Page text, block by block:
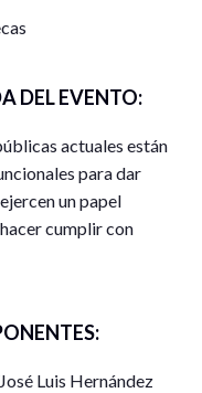
DEL EVENTO:
actuales están
para dar
un papel
cumplir con
ello oportunidades
Luis Hernández